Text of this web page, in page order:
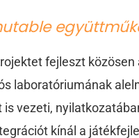
fejleszt
laboratóriumának
vezeti,
kínál a